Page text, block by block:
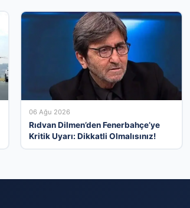
06 Ağu 2026
Rıdvan Dilmen’den Fenerbahçe’ye
Kritik Uyarı: Dikkatli Olmalısınız!